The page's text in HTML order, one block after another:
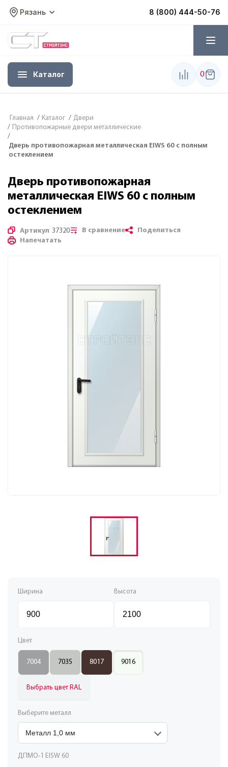
Рязань 8 (800) 444-50-76
Каталог 0
Главная / Каталог / Двери
/ Противопожарные двери металлические
/
Дверь противопожарная металлическая EIWS 60 с полным
остеклением
Дверь противопожарная
металлическая EIWS 60 с полным
остеклением
Артикул 37320 В сравнение
Поделиться
Напечатать
Ширина Высота
Цвет
7004 7035 8017 9016
Выбрать цвет RAL
Выберите металл
ДПМО-1 EISW 60